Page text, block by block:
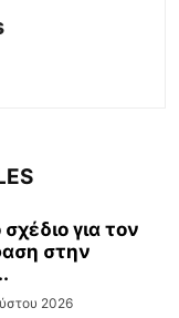
για τον
στην
2026